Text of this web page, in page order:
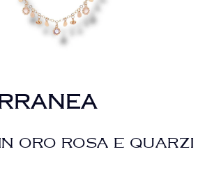
ORO ROSA E QUARZI